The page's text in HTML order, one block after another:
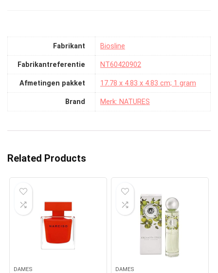
Fabrikant ‎Biosline
Fabrikantreferentie ‎NT60420902
Afmetingen pakket ‎17.78 x 4.83 x 4.83 cm; 1 gram
Brand Merk: NATURES
Related Products
DAMES DAMES